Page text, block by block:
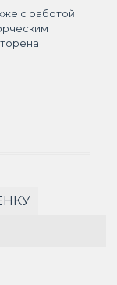
с работой